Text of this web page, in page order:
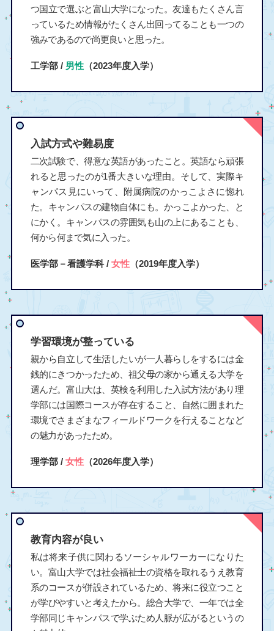
つ国立で選ぶと富山大学になった。友達もたくさん言
っているため情報がたくさん出回ってることも一つの
強みであるので尚更良いと思った。
工学部 / 男性（2023年度入学）
入試方式や難易度
二次試験で、得意な英語があったこと。英語なら頑張
れると思ったのが1番大きいな理由。そして、実際キ
ャンパス見にいって、附属病院のかっこよさに惚れ
た。キャンパスの建物自体にも。かっこよかった、と
にかく。キャンパスの雰囲気も山の上にあることも、
何から何まで気に入った。
医学部－看護学科 / 女性（2019年度入学）
学習環境が整っている
親から自立して生活したいが一人暮らしをするには金
銭的にきつかったため、祖父母の家から通える大学を
選んだ。富山大は、英検を利用した入試方法があり理
学部には国際コースが存在すること、自然に囲まれた
環境でさまざまなフィールドワークを行えることなど
の魅力があったため。
理学部 / 女性（2026年度入学）
教育内容が良い
私は将来子供に関わるソーシャルワーカーになりた
い。富山大学では社会福祉士の資格を取れるうえ教育
系のコースが併設されているため、将来に役立つこと
が学びやすいと考えたから。総合大学で、一年では全
学部同じキャンパスで学ぶため人脈が広がるというの